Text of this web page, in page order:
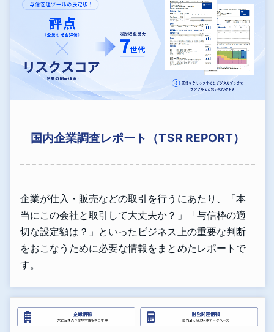
国内企業調査レポート（TSR REPORT）
企業が仕入・販売などの取引を行うにあたり、「本
当にこの会社と取引して大丈夫か？」「与信枠の適
切な設定額は？」といったビジネス上の重要な判断
をおこなうために必要な情報をまとめたレポートで
す。